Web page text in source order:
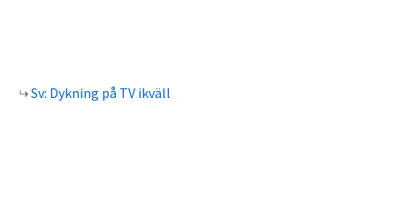
Sv: Dykning på TV ikväll